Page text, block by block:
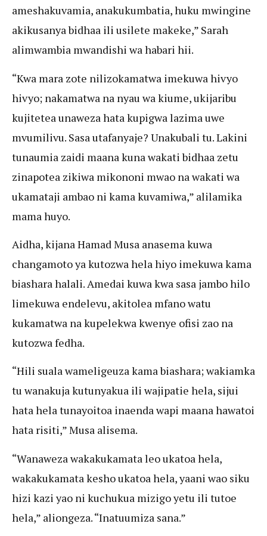
ameshakuvamia, anakukumbatia, huku mwingine
akikusanya bidhaa ili usilete makeke,” Sarah
alimwambia mwandishi wa habari hii.
“Kwa mara zote nilizokamatwa imekuwa hivyo
hivyo; nakamatwa na nyau wa kiume, ukijaribu
kujitetea unaweza hata kupigwa lazima uwe
mvumilivu. Sasa utafanyaje? Unakubali tu. Lakini
tunaumia zaidi maana kuna wakati bidhaa zetu
zinapotea zikiwa mikononi mwao na wakati wa
ukamataji ambao ni kama kuvamiwa,” alilamika
mama huyo.
Aidha, kijana Hamad Musa anasema kuwa
changamoto ya kutozwa hela hiyo imekuwa kama
biashara halali. Amedai kuwa kwa sasa jambo hilo
limekuwa endelevu, akitolea mfano watu
kukamatwa na kupelekwa kwenye ofisi zao na
kutozwa fedha.
“Hili suala wameligeuza kama biashara; wakiamka
tu wanakuja kutunyakua ili wajipatie hela, sijui
hata hela tunayoitoa inaenda wapi maana hawatoi
hata risiti,” Musa alisema.
“Wanaweza wakakukamata leo ukatoa hela,
wakakukamata kesho ukatoa hela, yaani wao siku
hizi kazi yao ni kuchukua mizigo yetu ili tutoe
hela,” aliongeza. “Inatuumiza sana.”